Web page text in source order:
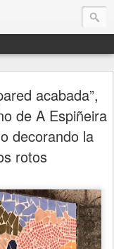
acabada”,
de A Espiñeira
decorando la
rotos